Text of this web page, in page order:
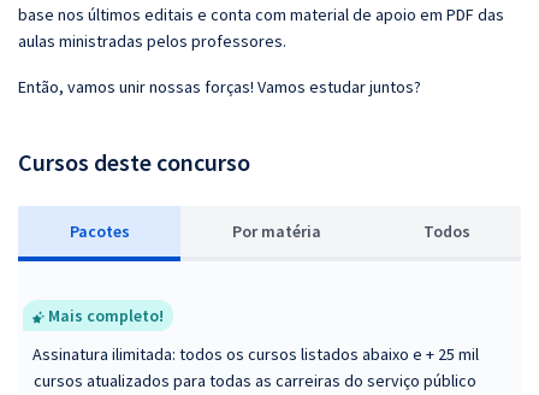
base nos últimos editais e conta com material de apoio em PDF das
aulas ministradas pelos professores.
Então, vamos unir nossas forças! Vamos estudar juntos?
Cursos deste concurso
Pacotes Por matéria Todos
Mais completo!
Assinatura ilimitada: todos os cursos listados abaixo e + 25 mil
cursos atualizados para todas as carreiras do serviço público